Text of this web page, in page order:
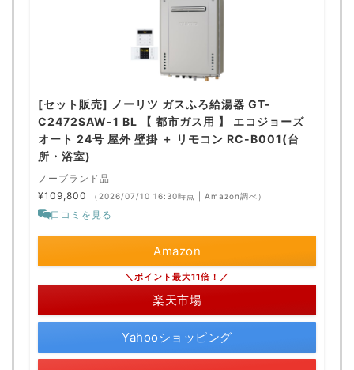
[セット販売] ノーリツ ガスふろ給湯器 GT-
C2472SAW-1 BL 【 都市ガス用 】 エコジョーズ
オート 24号 屋外 壁掛 ＋ リモコン RC-B001(台
所・浴室)
ノーブランド品
¥109,800
（2026/07/10 16:30時点 | Amazon調べ）
口コミを見る
Amazon
＼ポイント最大11倍！／
楽天市場
Yahooショッピング